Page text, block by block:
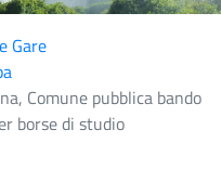
Gare
Comune pubblica bando
borse di studio